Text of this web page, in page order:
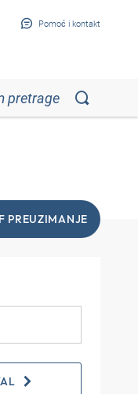
Pomoć i kontakt
PREUZIMANJE